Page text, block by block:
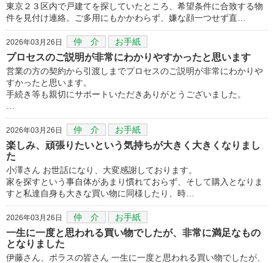
東京２３区内で戸建てを探していたところ、希望条件に合致する物
件を見付け連絡。ご多用にもかかわらず、嫌な顔一つせず直…
2026年03月26日 仲 介 お手紙
プロセスのご説明が非常にわかりやすかったと思います
営業の方の契約から引渡しまでプロセスのご説明が非常にわかりや
すかったと思います。
手続き等も親切にサポートいただきありがとうございました。
2026年03月26日 仲 介 お手紙
楽しみ、頑張りたいという気持ちが大きく大きくなりまし
た
小澤さん お世話になり、大変感謝しております。
家を探すという事自体があまり慣れておらず、そして購入となりま
すと私達自身も大きな買い物に同様したり、時…
2026年03月26日 仲 介 お手紙
一生に一度と思われる買い物でしたが、非常に満足なもの
となりました
伊藤さん、ポラスの皆さん 一生に一度と思われる買い物でしたが、